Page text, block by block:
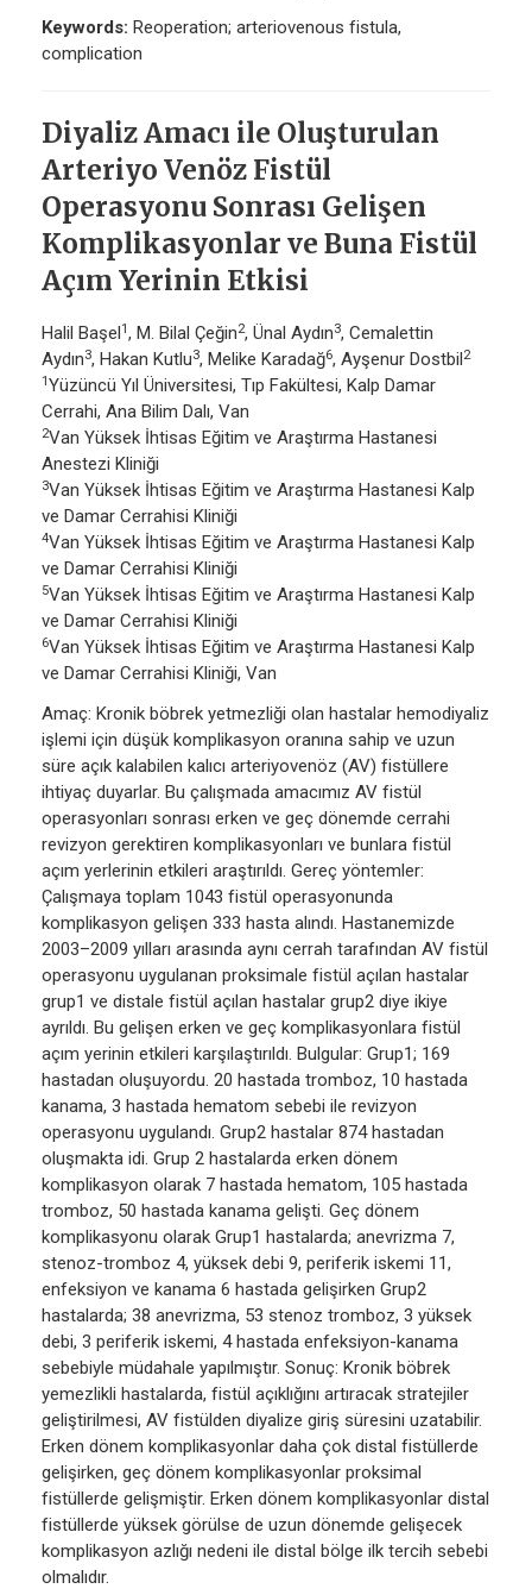
Keywords: Reoperation; arteriovenous fistula,
complication
Diyaliz Amacı ile Oluşturulan
Arteriyo Venöz Fistül
Operasyonu Sonrası Gelişen
Komplikasyonlar ve Buna Fistül
Açım Yerinin Etkisi
Halil Başel1, M. Bilal Çeğin2, Ünal Aydın3, Cemalettin
Aydın3, Hakan Kutlu3, Melike Karadağ6, Ayşenur Dostbil2
1Yüzüncü Yıl Üniversitesi, Tıp Fakültesi, Kalp Damar
Cerrahi, Ana Bilim Dalı, Van
2Van Yüksek İhtisas Eğitim ve Araştırma Hastanesi
Anestezi Kliniği
3Van Yüksek İhtisas Eğitim ve Araştırma Hastanesi Kalp
ve Damar Cerrahisi Kliniği
4Van Yüksek İhtisas Eğitim ve Araştırma Hastanesi Kalp
ve Damar Cerrahisi Kliniği
5Van Yüksek İhtisas Eğitim ve Araştırma Hastanesi Kalp
ve Damar Cerrahisi Kliniği
6Van Yüksek İhtisas Eğitim ve Araştırma Hastanesi Kalp
ve Damar Cerrahisi Kliniği, Van
Amaç: Kronik böbrek yetmezliği olan hastalar hemodiyaliz
işlemi için düşük komplikasyon oranına sahip ve uzun
süre açık kalabilen kalıcı arteriyovenöz (AV) fistüllere
ihtiyaç duyarlar. Bu çalışmada amacımız AV fistül
operasyonları sonrası erken ve geç dönemde cerrahi
revizyon gerektiren komplikasyonları ve bunlara fistül
açım yerlerinin etkileri araştırıldı. Gereç yöntemler:
Çalışmaya toplam 1043 fistül operasyonunda
komplikasyon gelişen 333 hasta alındı. Hastanemizde
2003–2009 yılları arasında aynı cerrah tarafından AV fistül
operasyonu uygulanan proksimale fistül açılan hastalar
grup1 ve distale fistül açılan hastalar grup2 diye ikiye
ayrıldı. Bu gelişen erken ve geç komplikasyonlara fistül
açım yerinin etkileri karşılaştırıldı. Bulgular: Grup1; 169
hastadan oluşuyordu. 20 hastada tromboz, 10 hastada
kanama, 3 hastada hematom sebebi ile revizyon
operasyonu uygulandı. Grup2 hastalar 874 hastadan
oluşmakta idi. Grup 2 hastalarda erken dönem
komplikasyon olarak 7 hastada hematom, 105 hastada
tromboz, 50 hastada kanama gelişti. Geç dönem
komplikasyonu olarak Grup1 hastalarda; anevrizma 7,
stenoz-tromboz 4, yüksek debi 9, periferik iskemi 11,
enfeksiyon ve kanama 6 hastada gelişirken Grup2
hastalarda; 38 anevrizma, 53 stenoz tromboz, 3 yüksek
debi, 3 periferik iskemi, 4 hastada enfeksiyon-kanama
sebebiyle müdahale yapılmıştır. Sonuç: Kronik böbrek
yemezlikli hastalarda, fistül açıklığını artıracak stratejiler
geliştirilmesi, AV fistülden diyalize giriş süresini uzatabilir.
Erken dönem komplikasyonlar daha çok distal fistüllerde
gelişirken, geç dönem komplikasyonlar proksimal
fistüllerde gelişmiştir. Erken dönem komplikasyonlar distal
fistüllerde yüksek görülse de uzun dönemde gelişecek
komplikasyon azlığı nedeni ile distal bölge ilk tercih sebebi
olmalıdır.